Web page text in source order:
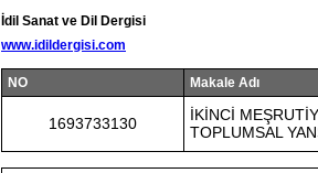
İdil Sanat ve Dil Dergisi
www.idildergisi.com
NO Makale Adı
1693733130
İKİNCİ
TOPLUMSAL